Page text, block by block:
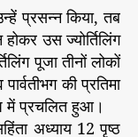
प्रसन्न किया, तब
उस ज्योर्तिलिंग
पूजा तीनों लोकों
की प्रतिमा
में प्रचलित हुआ।
अध्याय 12 पृष्ठ